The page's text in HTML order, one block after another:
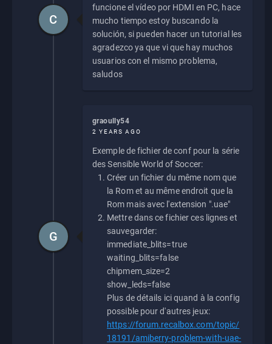
funcione el vídeo por HDMI en PC, hace
mucho tiempo estoy buscando la
solución, si pueden hacer un tutorial les
agradezco ya que vi que hay muchos
usuarios con el mismo problema,
saludos
C
graoully54
2 YEARS AGO
Exemple de fichier de conf pour la série
des Sensible World of Soccer:
Créer un fichier du même nom que
la Rom et au même endroit que la
Rom mais avec l'extension ".uae"
Mettre dans ce fichier ces lignes et
sauvegarder:
immediate_blits=true
waiting_blits=false
chipmem_size=2
show_leds=false
Plus de détails ici quand à la config
possible pour d'autres jeux:
https://forum.recalbox.com/topic/
18191/amiberry-problem-with-uae-
G